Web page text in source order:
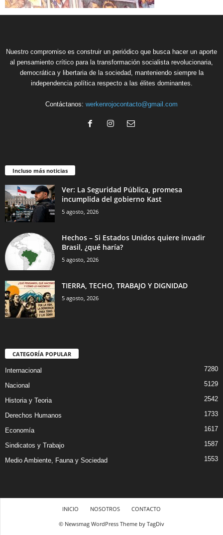
Nuestro compromiso es construir un periódico que busca hacer un aporte
al pensamiento crítico para la transformación socialista revolucionaria,
democrática y libertaria de la sociedad, manteniendo siempre la
independencia política respecto a las élites dominantes.
Contáctanos: werkenrojocontacto@gmail.com
Incluso más noticias
Ver: La Seguridad Pública, promesa
incumplida del gobierno Kast
5 agosto, 2026
Hechos – Si Estados Unidos quiere invadir
Brasil, ¿qué haría?
5 agosto, 2026
TIERRA, TECHO, TRABAJO Y DIGNIDAD
5 agosto, 2026
CATEGORÍA POPULAR
Internacional 7280
Nacional 5129
Historia y Teoria 2542
Derechos Humanos 1733
Economía 1617
Sindicatos y Trabajo 1587
Medio Ambiente, Fauna y Sociedad 1553
INICIO NOSOTROS
CONTACTO
© Newsmag WordPress Theme by TagDiv